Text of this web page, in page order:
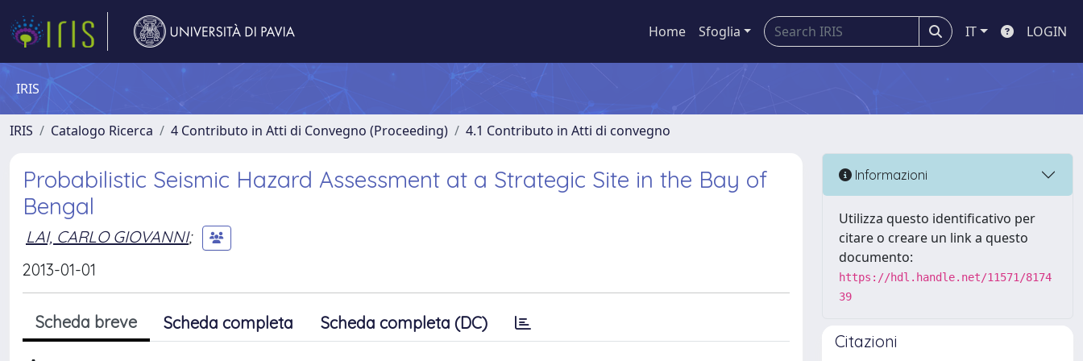
Home Sfoglia IT LOGIN
IRIS
IRIS Catalogo Ricerca 4 Contributo in Atti di Convegno (Proceeding) 4.1 Contributo in Atti di convegno
Probabilistic Seismic Hazard Assessment at a Strategic Site in the Bay of
Bengal
LAI, CARLO GIOVANNI;
2013-01-01
Scheda breve Scheda completa Scheda completa (DC)
Informazioni
Utilizza questo identificativo per
citare o creare un link a questo
documento:
https://hdl.handle.net/11571/8174
39
Citazioni